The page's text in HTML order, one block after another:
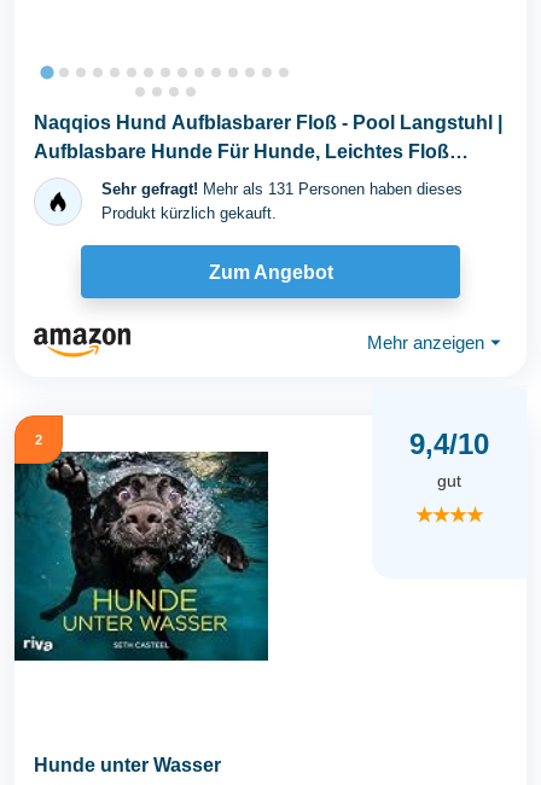
Naqqios Hund Aufblasbarer Floß - Pool Langstuhl |
Aufblasbare Hunde Für Hunde, Leichtes Floß
Zum...
Sehr gefragt! Mehr als 131 Personen haben dieses
Produkt kürzlich gekauft.
Zum Angebot
Mehr anzeigen ⏷
2 9,4/10
gut
★★★★
Hunde unter Wasser